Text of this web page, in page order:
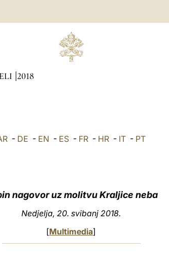
2018
- DE - EN - ES- FR- HR- IT- PT
nagovor uz molitvu Kraljice neba
Nedjelja, 20. svibanj 2018.
[Multimedia]